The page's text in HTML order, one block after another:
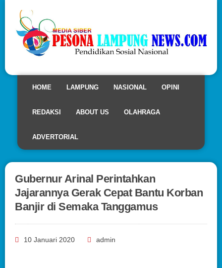
HOME LAMPUNG NASIONAL OPINI
REDAKSI ABOUT US OLAHRAGA
ADVERTORIAL
Gubernur Arinal Perintahkan
Jajarannya Gerak Cepat Bantu Korban
Banjir di Semaka Tanggamus
10 Januari 2020 admin